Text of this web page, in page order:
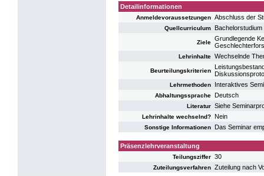
Detailinformationen
Anmeldevoraussetzungen Abschluss der
Quellcurriculum
Ziele
Grundlegende
Lehrinhalte Wechselnde
Beurteilungskriterien
Lehrmethoden Interaktives
Abhaltungssprache Deutsch
Literatur Siehe
Lehrinhalte wechselnd? Nein
Sonstige Informationen Das Seminar
Präsenzlehrveranstaltung
Teilungsziffer 30
Zuteilungsverfahren Zuteilung nach